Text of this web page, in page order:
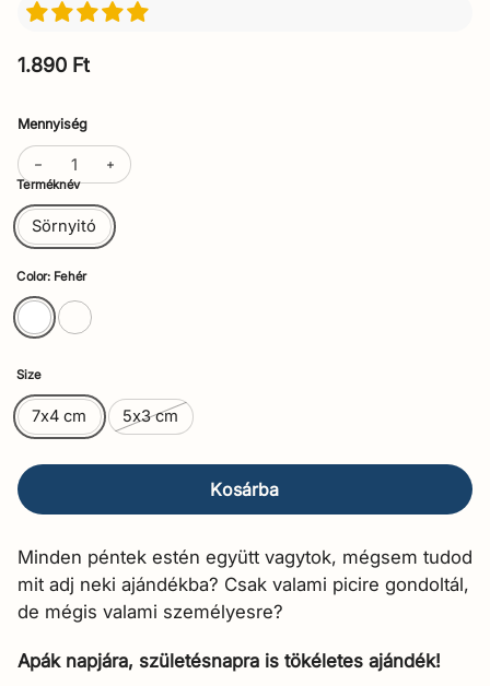
Normál ár
1.890 Ft
Mennyiség
Terméknév
Sörnyitó
Color: Fehér
Size
7x4 cm 5x3 cm
Kosárba
Minden péntek estén együtt vagytok, mégsem tudod
mit adj neki ajándékba? Csak valami picire gondoltál,
de mégis valami személyesre?
Apák napjára, születésnapra is tökéletes ajándék!